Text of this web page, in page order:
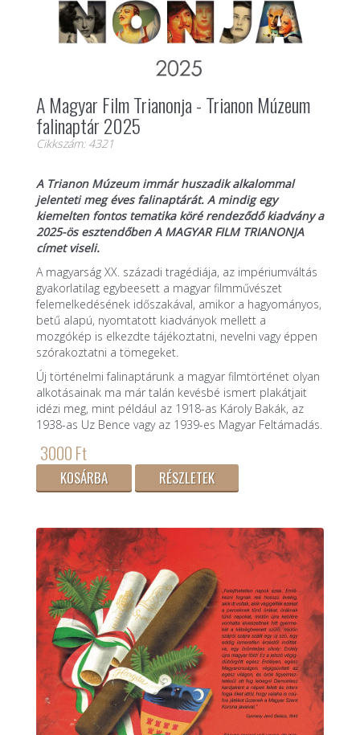
A Magyar Film Trianonja - Trianon Múzeum
falinaptár 2025
Cikkszám: 4321
A Trianon Múzeum immár huszadik alkalommal
jelenteti meg éves falinaptárát. A mindig egy
kiemelten fontos tematika köré rendeződő kiadvány a
2025-ös esztendőben A MAGYAR FILM TRIANONJA
címet viseli.
A magyarság XX. századi tragédiája, az impériumváltás
gyakorlatilag egybeesett a magyar filmművészet
felemelkedésének időszakával, amikor a hagyományos,
betű alapú, nyomtatott kiadványok mellett a
mozgókép is elkezdte tájékoztatni, nevelni vagy éppen
szórakoztatni a tömegeket.
Új történelmi falinaptárunk a magyar filmtörténet olyan
alkotásainak ma már talán kevésbé ismert plakátjait
idézi meg, mint például az 1918-as Károly Bakák, az
1938-as Uz Bence vagy az 1939-es Magyar Feltámadás.
3000 Ft
KOSÁRBA RÉSZLETEK